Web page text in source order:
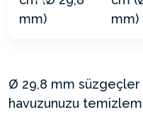
Ø 29,8 mm süzgeçler
havuzunuzu